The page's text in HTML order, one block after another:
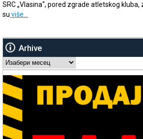
SRC „Vlasina“, pored zgrade atletskog
su više…
Arhive
Arhive